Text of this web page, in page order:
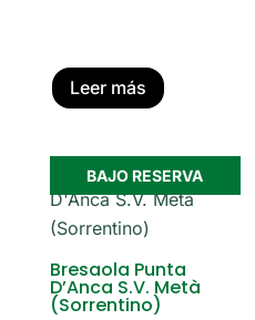
Leer más
BAJO RESERVA
Bresaola Punta
D’Anca S.V. Metà
(Sorrentino)